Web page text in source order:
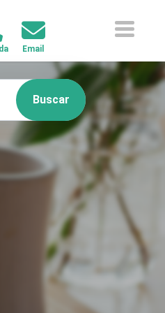
Buscar